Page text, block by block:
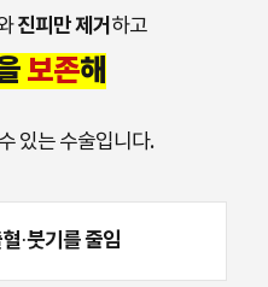
진피만 제거 하고
보존해
있는 수술입니다.
·붓기를 줄임